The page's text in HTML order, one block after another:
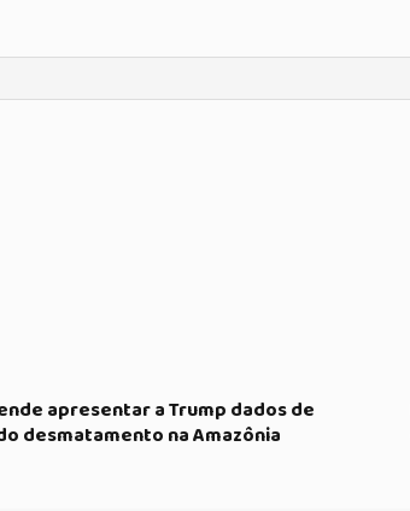
apresentar a Trump dados de
desmatamento na Amazônia